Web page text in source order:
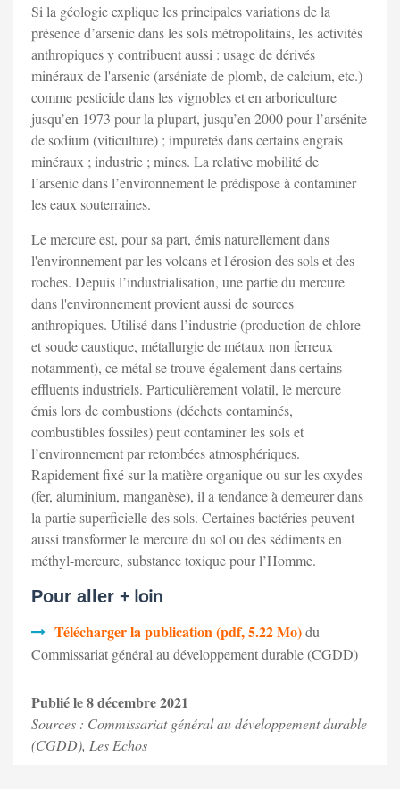
Si la géologie explique les principales variations de la
présence d’arsenic dans les sols métropolitains, les activités
anthropiques y contribuent aussi : usage de dérivés
minéraux de l'arsenic (arséniate de plomb, de calcium, etc.)
comme pesticide dans les vignobles et en arboriculture
jusqu’en 1973 pour la plupart, jusqu’en 2000 pour l’arsénite
de sodium (viticulture) ; impuretés dans certains engrais
minéraux ; industrie ; mines. La relative mobilité de
l’arsenic dans l’environnement le prédispose à contaminer
les eaux souterraines.
Le mercure est, pour sa part, émis naturellement dans
l'environnement par les volcans et l'érosion des sols et des
roches. Depuis l’industrialisation, une partie du mercure
dans l'environnement provient aussi de sources
anthropiques. Utilisé dans l’industrie (production de chlore
et soude caustique, métallurgie de métaux non ferreux
notamment), ce métal se trouve également dans certains
effluents industriels. Particulièrement volatil, le mercure
émis lors de combustions (déchets contaminés,
combustibles fossiles) peut contaminer les sols et
l’environnement par retombées atmosphériques.
Rapidement fixé sur la matière organique ou sur les oxydes
(fer, aluminium, manganèse), il a tendance à demeurer dans
la partie superficielle des sols. Certaines bactéries peuvent
aussi transformer le mercure du sol ou des sédiments en
méthyl-mercure, substance toxique pour l’Homme.
Pour aller + loin
Télécharger la publication (pdf, 5.22 Mo)du
Commissariat général au développement durable (CGDD)
Publié le 8 décembre 2021
Sources : Commissariat général au développement durable
(CGDD), Les Echos